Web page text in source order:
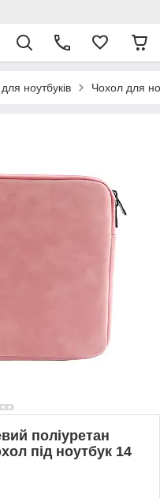
ноутбуків Чохол для
поліуретан
під ноутбук 14